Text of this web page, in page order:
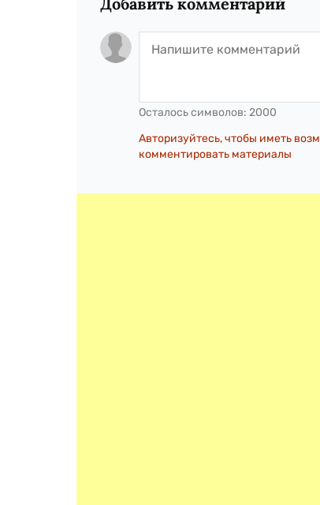
Осталось символов: 2000
Авторизуйтесь, чтобы иметь
комментировать материалы